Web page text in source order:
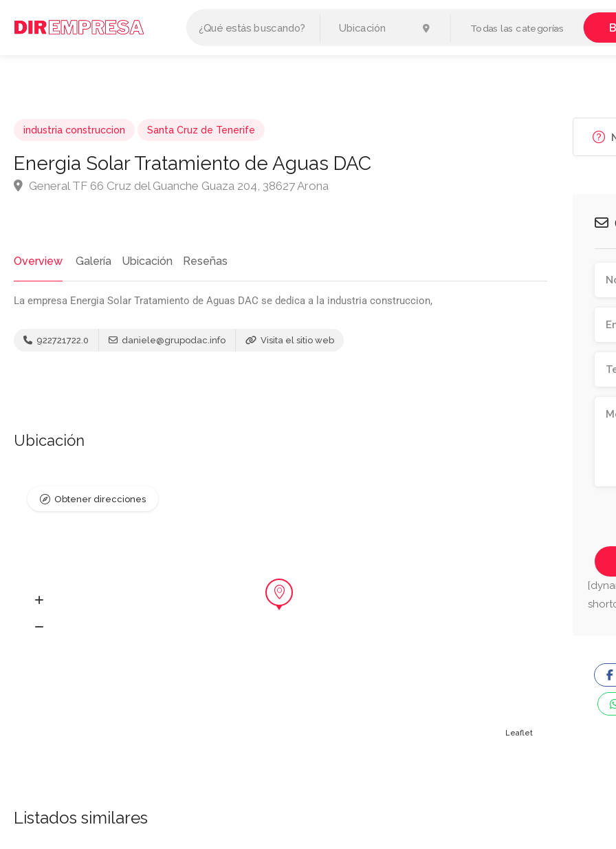
Todas las categorías
industria construccion Santa Cruz de Tenerife
Energia Solar Tratamiento de Aguas DAC
General TF 66 Cruz del Guanche Guaza 204, 38627 Arona
Overview Galería Ubicación Reseñas
La empresa Energia Solar Tratamiento de Aguas DAC se dedica a la industria construccion,
922721722.0 daniele@grupodac.info Visita el sitio web
Ubicación
Leaflet
Obtener direcciones
Listados similares